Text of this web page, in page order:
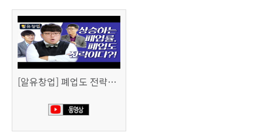
[알유창업] 폐업도 전략이다 사업 정리 노트